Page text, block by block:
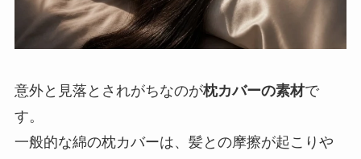
意外と見落とされがちなのが枕カバーの素材で
す。
一般的な綿の枕カバーは、髪との摩擦が起こりや